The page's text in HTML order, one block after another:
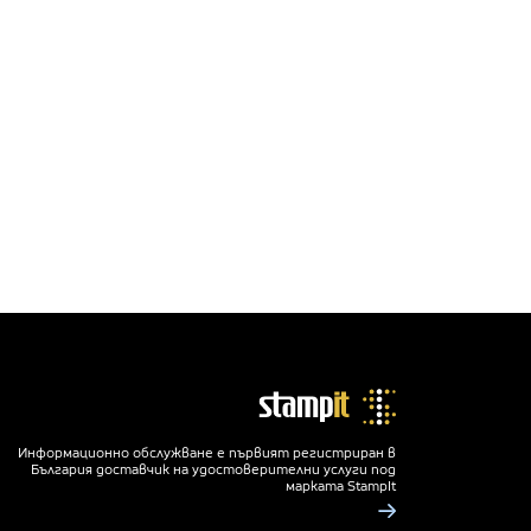
Информационно обслужване е първият регистриран в
България доставчик на удостоверителни услуги под
марката StampIt